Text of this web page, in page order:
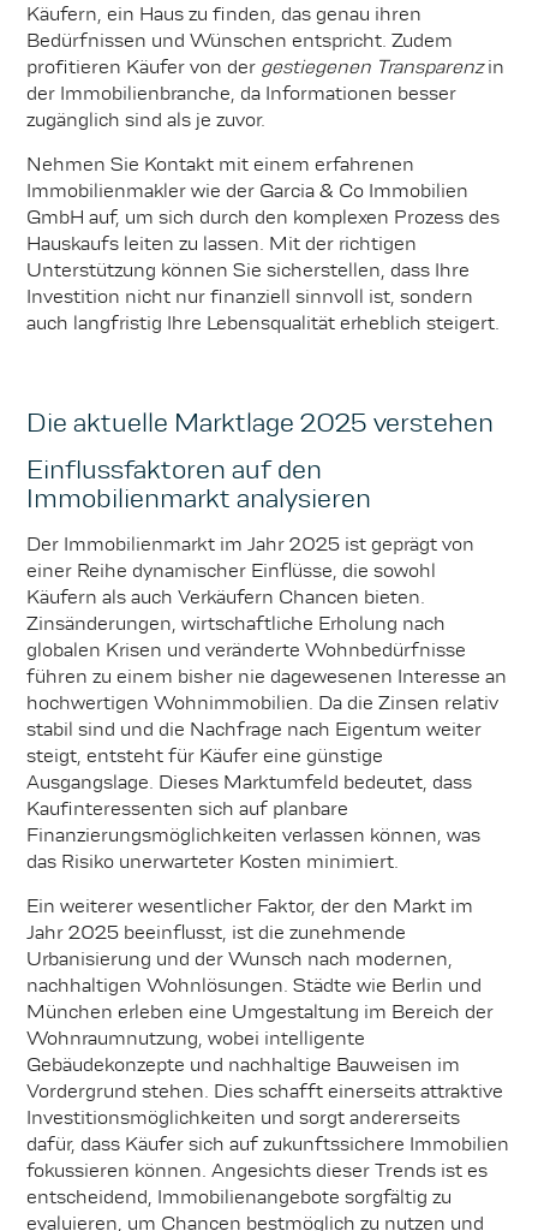
Käufern, ein Haus zu finden, das genau ihren
Bedürfnissen und Wünschen entspricht. Zudem
profitieren Käufer von der gestiegenen Transparenzin
der Immobilienbranche, da Informationen besser
zugänglich sind als je zuvor.
Nehmen Sie Kontakt mit einem erfahrenen
Immobilienmakler wie der Garcia & Co Immobilien
GmbH auf, um sich durch den komplexen Prozess des
Hauskaufs leiten zu lassen. Mit der richtigen
Unterstützung können Sie sicherstellen, dass Ihre
Investition nicht nur finanziell sinnvoll ist, sondern
auch langfristig Ihre Lebensqualität erheblich steigert.
Die aktuelle Marktlage 2025 verstehen
Einflussfaktoren auf den
Immobilienmarkt analysieren
Der Immobilienmarkt im Jahr 2025 ist geprägt von
einer Reihe dynamischer Einflüsse, die sowohl
Käufern als auch Verkäufern Chancen bieten.
Zinsänderungen, wirtschaftliche Erholung nach
globalen Krisen und veränderte Wohnbedürfnisse
führen zu einem bisher nie dagewesenen Interesse an
hochwertigen Wohnimmobilien. Da die Zinsen relativ
stabil sind und die Nachfrage nach Eigentum weiter
steigt, entsteht für Käufer eine günstige
Ausgangslage. Dieses Marktumfeld bedeutet, dass
Kaufinteressenten sich auf planbare
Finanzierungsmöglichkeiten verlassen können, was
das Risiko unerwarteter Kosten minimiert.
Ein weiterer wesentlicher Faktor, der den Markt im
Jahr 2025 beeinflusst, ist die zunehmende
Urbanisierung und der Wunsch nach modernen,
nachhaltigen Wohnlösungen. Städte wie Berlin und
München erleben eine Umgestaltung im Bereich der
Wohnraumnutzung, wobei intelligente
Gebäudekonzepte und nachhaltige Bauweisen im
Vordergrund stehen. Dies schafft einerseits attraktive
Investitionsmöglichkeiten und sorgt andererseits
dafür, dass Käufer sich auf zukunftssichere Immobilien
fokussieren können. Angesichts dieser Trends ist es
entscheidend, Immobilienangebote sorgfältig zu
evaluieren, um Chancen bestmöglich zu nutzen und